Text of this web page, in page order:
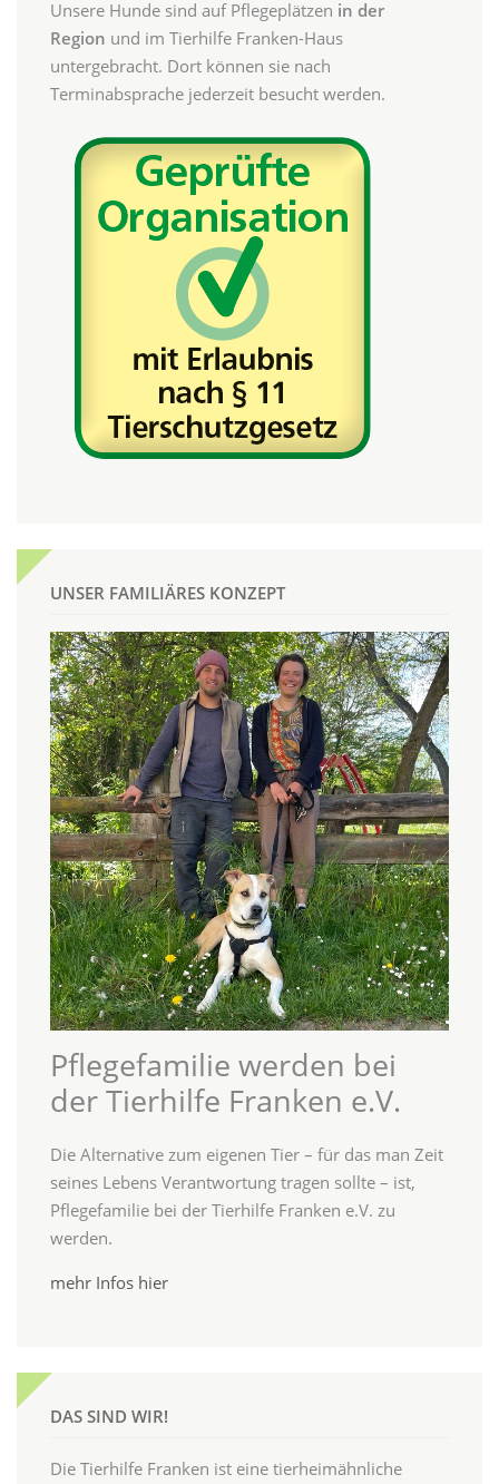
Unsere Hunde sind auf Pflegeplätzen in der
Region und im Tierhilfe Franken-Haus
untergebracht. Dort können sie nach
Terminabsprache jederzeit besucht werden.
UNSER FAMILIÄRES KONZEPT
Pflegefamilie werden bei
der Tierhilfe Franken e.V.
Die Alternative zum eigenen Tier – für das man Zeit
seines Lebens Verantwortung tragen sollte – ist,
Pflegefamilie bei der Tierhilfe Franken e.V. zu
werden.
mehr Infos hier
DAS SIND WIR!
Die Tierhilfe Franken ist eine tierheimähnliche